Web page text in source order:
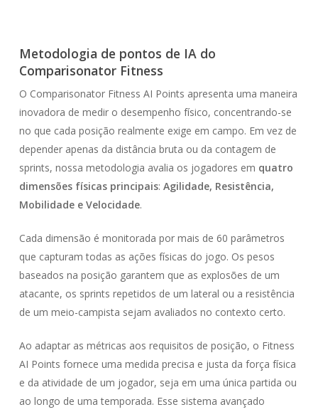
Metodologia de pontos de IA do
Comparisonator Fitness
O Comparisonator Fitness AI Points apresenta uma maneira
inovadora de medir o desempenho físico, concentrando-se
no que cada posição realmente exige em campo. Em vez de
depender apenas da distância bruta ou da contagem de
sprints, nossa metodologia avalia os jogadores em quatro
dimensões físicas principais:Agilidade, Resistência,
Mobilidade e Velocidade.
Cada dimensão é monitorada por mais de 60 parâmetros
que capturam todas as ações físicas do jogo. Os pesos
baseados na posição garantem que as explosões de um
atacante, os sprints repetidos de um lateral ou a resistência
de um meio-campista sejam avaliados no contexto certo.
Ao adaptar as métricas aos requisitos de posição, o Fitness
AI Points fornece uma medida precisa e justa da força física
e da atividade de um jogador, seja em uma única partida ou
ao longo de uma temporada. Esse sistema avançado